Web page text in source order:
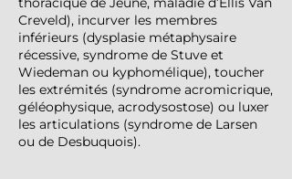
Creveld), incurver les membres
inférieurs (dysplasie métaphysaire
récessive, syndrome de Stuve et
Wiedeman ou kyphomélique), toucher
les extrémités (syndrome acromicrique,
géléophysique, acrodysostose) ou luxer
les articulations (syndrome de Larsen
ou de Desbuquois).